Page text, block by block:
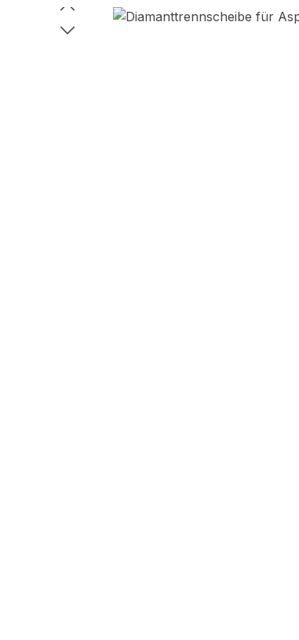
Bildergalerie überspringen